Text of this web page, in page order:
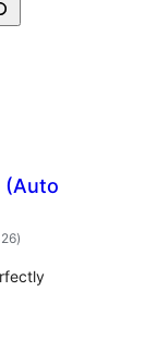
(Auto
tổng
đánh
)